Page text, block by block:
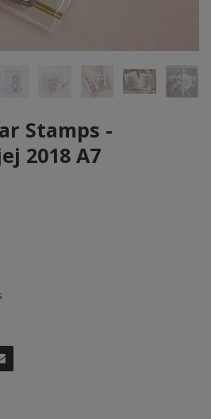
Stamps -
2018 A7